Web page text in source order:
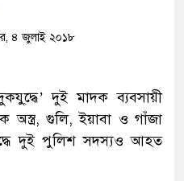
৪ জুলাই ২০১৮
দুই মাদক ব্যবসায়ী
অস্ত্র, গুলি, ইয়াবা ও গাঁজা
দুই পুলিশ সদস্যও আহত